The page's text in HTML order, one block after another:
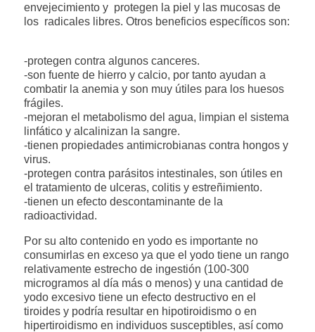
envejecimiento y protegen la piel y las mucosas de
los radicales libres. Otros beneficios específicos son:
-protegen contra algunos canceres.
-son fuente de hierro y calcio, por tanto ayudan a
combatir la anemia y son muy útiles para los huesos
frágiles.
-mejoran el metabolismo del agua, limpian el sistema
linfático y alcalinizan la sangre.
-tienen propiedades antimicrobianas contra hongos y
virus.
-protegen contra parásitos intestinales, son útiles en
el tratamiento de ulceras, colitis y estreñimiento.
-tienen un efecto descontaminante de la
radioactividad.
Por su alto contenido en yodo es importante no
consumirlas en exceso ya que el yodo tiene un rango
relativamente estrecho de ingestión (100-300
microgramos al día más o menos) y una cantidad de
yodo excesivo tiene un efecto destructivo en el
tiroides y podría resultar en hipotiroidismo o en
hipertiroidismo en individuos susceptibles, así como